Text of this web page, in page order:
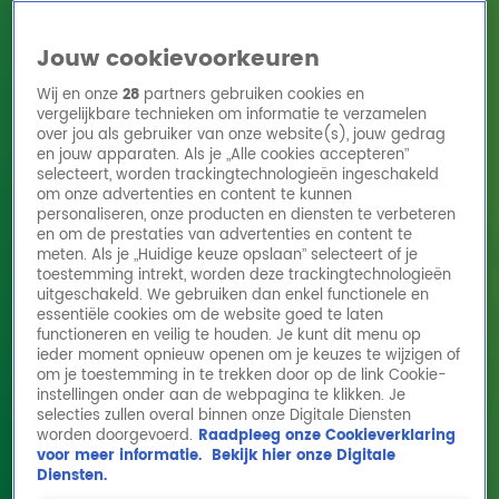
HomeActiesRadioshows DJ'sRadio 10 zendersHitlijsten
Radio luisteren
Volg Radio 10
Zoeken
HomeOnline Radio LuisterenActiesShowsAlle zenders
Is Gordon familie van Elvis Presley?
3 feb 2026, 11:10
Gordon kwam met een opvallende onthulling in de
Jouw cookievoorkeuren
Wij en onze28 partners gebruiken cookies en
vergelijkbare technieken om informatie te verzamelen
over jou als gebruiker van onze website(s), jouw gedrag
en jouw apparaten. Als je „Alle cookies accepteren”
selecteert, worden trackingtechnologieën ingeschakeld
om onze advertenties en content te kunnen
personaliseren, onze producten en diensten te verbeteren
en om de prestaties van advertenties en content te
meten. Als je „Huidige keuze opslaan” selecteert of je
toestemming intrekt, worden deze trackingtechnologieën
uitgeschakeld. We gebruiken dan enkel functionele en
essentiële cookies om de website goed te laten
functioneren en veilig te houden. Je kunt dit menu op
ieder moment opnieuw openen om je keuzes te wijzigen of
om je toestemming in te trekken door op de link Cookie-
instellingen onder aan de webpagina te klikken. Je
selecties zullen overal binnen onze Digitale Diensten
worden doorgevoerd. Raadpleeg onze Cookieverklaring
voor meer informatie. Bekijk hier onze Digitale
Diensten.